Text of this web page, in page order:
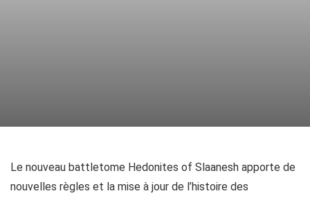
Le nouveau battletome Hedonites of Slaanesh apporte de
nouvelles règles et la mise à jour de l’histoire des